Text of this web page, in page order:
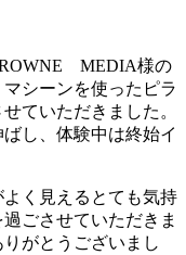
MEDIA様の
シーンを使ったピラ
ていただきました。
し、体験中は終始イ
く見えるとても気持
ごさせていただきま
がとうございまし